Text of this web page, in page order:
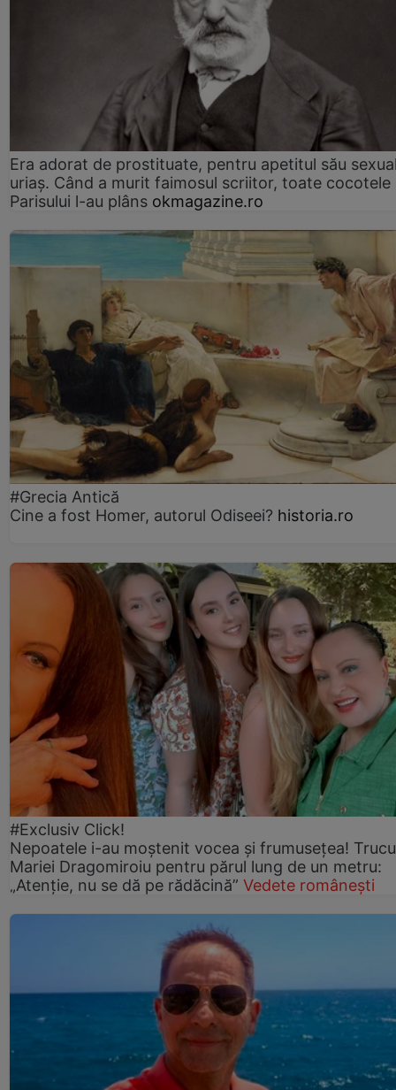
Era adorat de prostituate, pentru apetitul său
uriaș. Când a murit faimosul scriitor, toate cocotele
Parisului l-au plâns okmagazine.ro
#Grecia Antică
Cine a fost Homer, autorul Odiseei? historia.ro
#Exclusiv Click!
Nepoatele i-au moștenit vocea și frumusețea!
Mariei Dragomiroiu pentru părul lung de un metru:
„Atenție, nu se dă pe rădăcină” Vedete românești